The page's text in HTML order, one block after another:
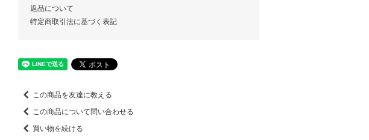
返品について
特定商取引法に基づく表記
この商品を友達に教える
この商品について問い合わせる
買い物を続ける